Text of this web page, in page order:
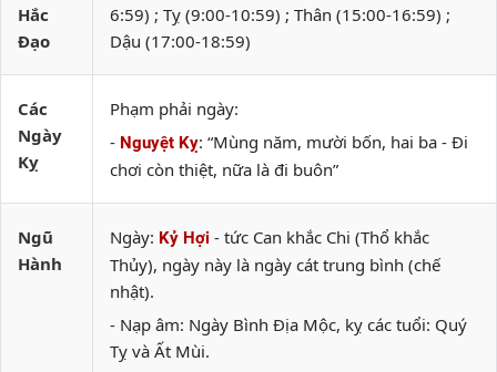
Hắc
Đạo
6:59) ; Tỵ (9:00-10:59) ; Thân (15:00-16:59) ;
Dậu (17:00-18:59)
Các
Ngày
Kỵ
Phạm phải ngày:
- Nguyệt Kỵ: “Mùng năm, mười bốn, hai ba - Đi
chơi còn thiệt, nữa là đi buôn”
Ngũ
Hành
Ngày: Kỷ Hợi - tức Can khắc Chi (Thổ khắc
Thủy), ngày này là ngày cát trung bình (chế
nhật).
- Nạp âm: Ngày Bình Địa Mộc, kỵ các tuổi: Quý
Tỵ và Ất Mùi.